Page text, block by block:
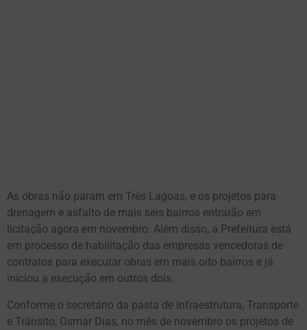
As obras não param em Três Lagoas, e os projetos para
drenagem e asfalto de mais seis bairros entrarão em
licitação agora em novembro. Além disso, a Prefeitura está
em processo de habilitação das empresas vencedoras de
contratos para executar obras em mais oito bairros e já
iniciou a execução em outros dois.
Conforme o secretário da pasta de Infraestrutura, Transporte
e Trânsito, Osmar Dias, no mês de novembro os projetos de